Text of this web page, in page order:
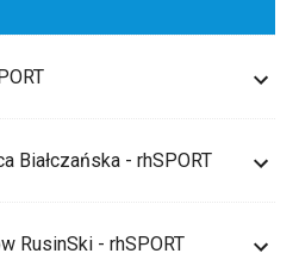
Białczańska - rhSPORT
RusinSki - rhSPORT